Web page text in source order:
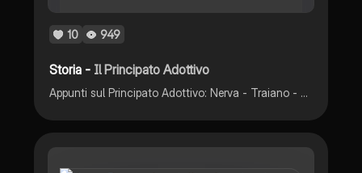
10 949
Storia - Il Principato Adottivo
Appunti sul Principato Adottivo: Nerva - Traiano - Adriano - Antonino Pio - Lucio Vero - Marco Aurelio